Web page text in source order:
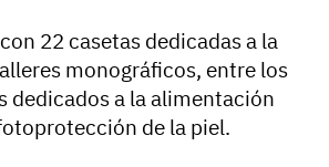
22 casetas dedicadas a la
monográficos, entre los
dedicados a la alimentación
de la piel.